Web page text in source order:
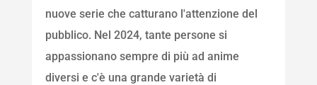
nuove serie che catturano l'attenzione del
pubblico. Nel 2024, tante persone si
appassionano sempre di più ad anime
diversi e c'è una grande varietà di